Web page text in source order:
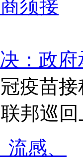
：政
疫苗
邦巡